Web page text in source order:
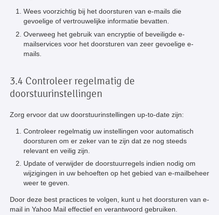
Wees voorzichtig bij het doorsturen van e-mails die
gevoelige of vertrouwelijke informatie bevatten.
Overweeg het gebruik van encryptie of beveiligde e-
mailservices voor het doorsturen van zeer gevoelige e-
mails.
3.4 Controleer regelmatig de
doorstuurinstellingen
Zorg ervoor dat uw doorstuurinstellingen up-to-date zijn:
Controleer regelmatig uw instellingen voor automatisch
doorsturen om er zeker van te zijn dat ze nog steeds
relevant en veilig zijn.
Update of verwijder de doorstuurregels indien nodig om
wijzigingen in uw behoeften op het gebied van e-mailbeheer
weer te geven.
Door deze best practices te volgen, kunt u het doorsturen van e-
mail in Yahoo Mail effectief en verantwoord gebruiken.